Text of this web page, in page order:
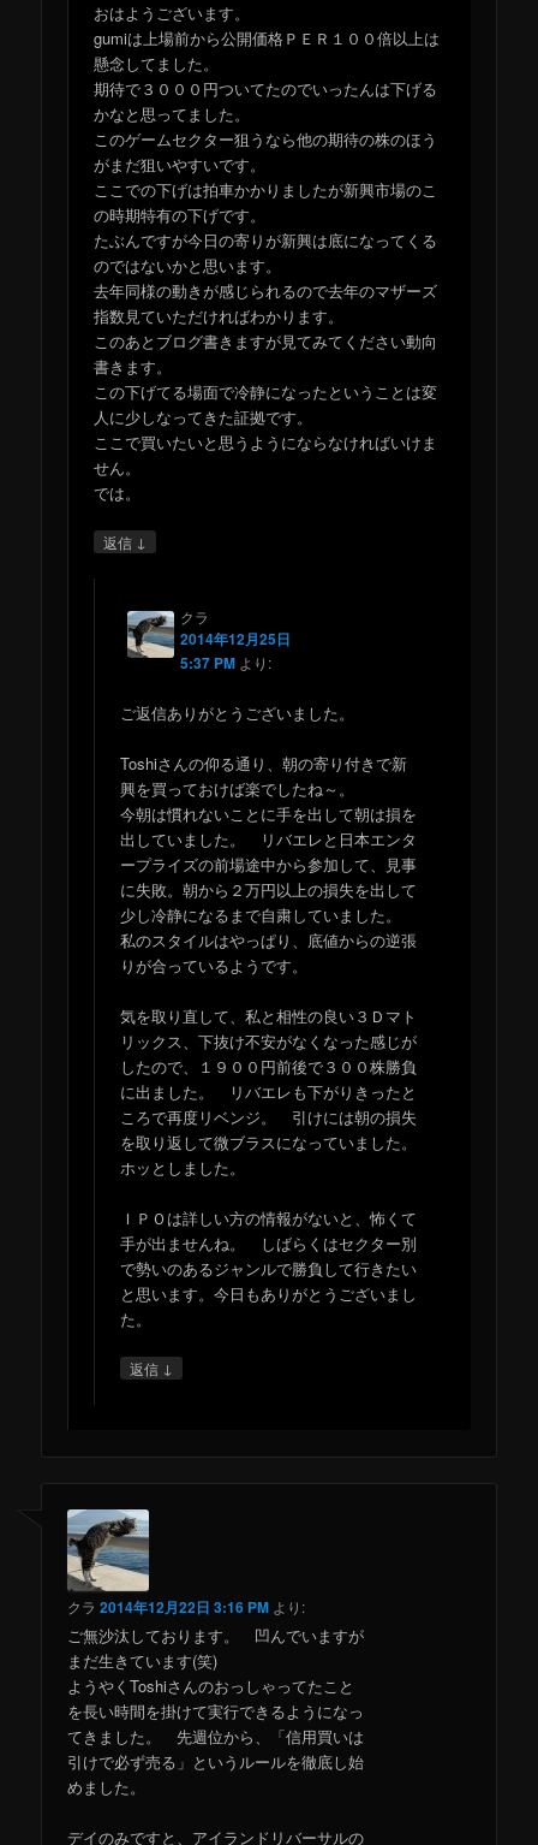
おはようございます。
gumiは上場前から公開価格ＰＥＲ１００倍以上は
懸念してました。
期待で３０００円ついてたのでいったんは下げる
かなと思ってました。
このゲームセクター狙うなら他の期待の株のほう
がまだ狙いやすいです。
ここでの下げは拍車かかりましたが新興市場のこ
の時期特有の下げです。
たぶんですが今日の寄りが新興は底になってくる
のではないかと思います。
去年同様の動きが感じられるので去年のマザーズ
指数見ていただければわかります。
このあとブログ書きますが見てみてください動向
書きます。
この下げてる場面で冷静になったということは変
人に少しなってきた証拠です。
ここで買いたいと思うようにならなければいけま
せん。
では。
返信 ↓
クラ
2014年12月25日
5:37 PM より:
ご返信ありがとうございました。
Toshiさんの仰る通り、朝の寄り付きで新
興を買っておけば楽でしたね～。
今朝は慣れないことに手を出して朝は損を
出していました。 リバエレと日本エンタ
ープライズの前場途中から参加して、見事
に失敗。朝から２万円以上の損失を出して
少し冷静になるまで自粛していました。
私のスタイルはやっぱり、底値からの逆張
りが合っているようです。
気を取り直して、私と相性の良い３Ｄマト
リックス、下抜け不安がなくなった感じが
したので、１９００円前後で３００株勝負
に出ました。 リバエレも下がりきったと
ころで再度リベンジ。 引けには朝の損失
を取り返して微ブラスになっていました。
ホッとしました。
ＩＰＯは詳しい方の情報がないと、怖くて
手が出ませんね。 しばらくはセクター別
で勢いのあるジャンルで勝負して行きたい
と思います。今日もありがとうございまし
た。
返信 ↓
クラ 2014年12月22日 3:16 PM より:
ご無沙汰しております。 凹んでいますが
まだ生きています(笑)
ようやくToshiさんのおっしゃってたこと
を長い時間を掛けて実行できるようになっ
てきました。 先週位から、「信用買いは
引けで必ず売る」というルールを徹底し始
めました。
デイのみですと、アイランドリバーサルの